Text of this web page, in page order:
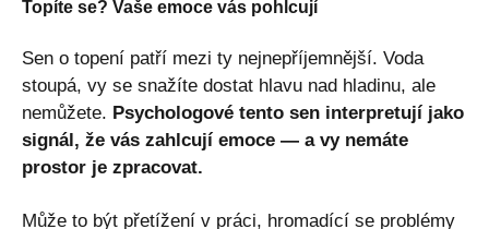
Topíte se? Vaše emoce vás pohlcují
Sen o topení patří mezi ty nejnepříjemnější. Voda
stoupá, vy se snažíte dostat hlavu nad hladinu, ale
nemůžete. Psychologové tento sen interpretují jako
signál, že vás zahlcují emoce — a vy nemáte
prostor je zpracovat.
Může to být přetížení v práci, hromadící se problémy